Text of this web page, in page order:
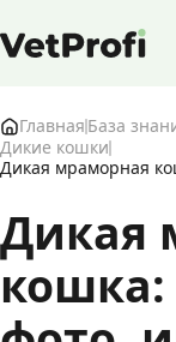
База знаний о
Блог о животных
Форум
Войти
Главная База
Дикие кошки
Дикая мраморная
Дикая
кошка: